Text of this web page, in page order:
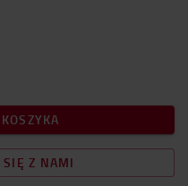
SIĘ Z NAMI